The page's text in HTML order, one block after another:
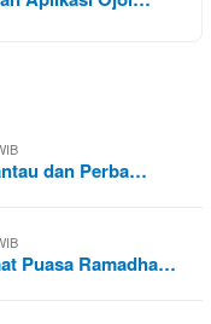
dan Perba…
Puasa Ramadha…